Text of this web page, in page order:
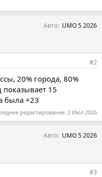
Авто UMO 5 2026
#2
20% города, 80%
показывает 15
была +23
редактирование: 2 Июл 2026
Авто UMO 5 2026
#3